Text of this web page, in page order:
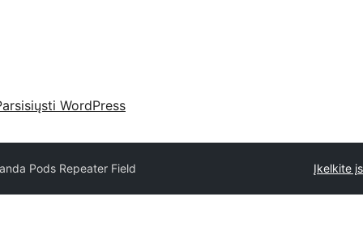
WordPress
Pods Repeater Field Įkelkite